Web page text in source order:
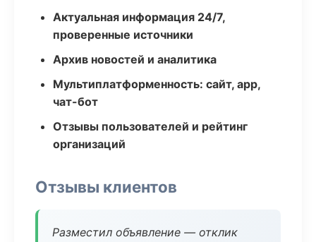
Актуальная информация 24/7,
проверенные источники
Архив новостей и аналитика
Мультиплатформенность: сайт, app,
чат-бот
Отзывы пользователей и рейтинг
организаций
Отзывы клиентов
Разместил объявление — отклик